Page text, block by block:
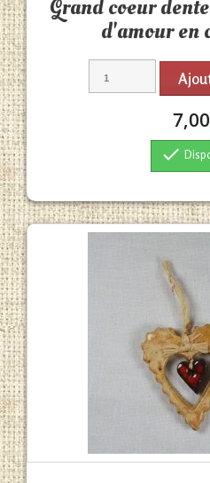
Grand coeur
d'amour en
